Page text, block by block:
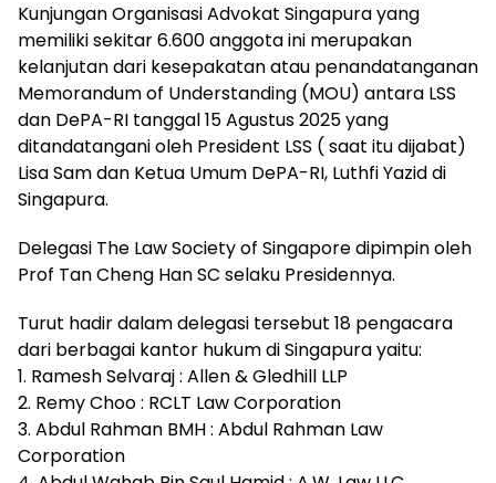
Kunjungan Organisasi Advokat Singapura yang
memiliki sekitar 6.600 anggota ini merupakan
kelanjutan dari kesepakatan atau penandatanganan
Memorandum of Understanding (MOU) antara LSS
dan DePA-RI tanggal 15 Agustus 2025 yang
ditandatangani oleh President LSS ( saat itu dijabat)
Lisa Sam dan Ketua Umum DePA-RI, Luthfi Yazid di
Singapura.
Delegasi The Law Society of Singapore dipimpin oleh
Prof Tan Cheng Han SC selaku Presidennya.
Turut hadir dalam delegasi tersebut 18 pengacara
dari berbagai kantor hukum di Singapura yaitu:
1. Ramesh Selvaraj : Allen & Gledhill LLP
2. Remy Choo : RCLT Law Corporation
3. Abdul Rahman BMH : Abdul Rahman Law
Corporation